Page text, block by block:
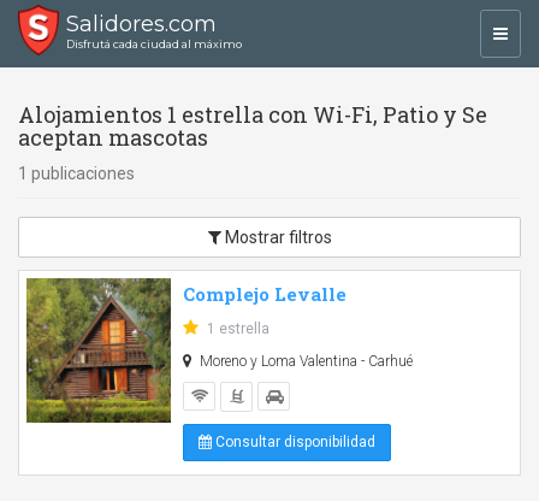
Salidores.com
Disfrutá cada ciudad al máximo
Alojamientos 1 estrella con Wi-Fi, Patio y Se
aceptan mascotas
1 publicaciones
Mostrar filtros
Complejo Levalle
1 estrella
Moreno y Loma Valentina - Carhué
Consultar disponibilidad